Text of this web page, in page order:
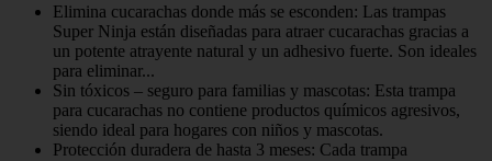
Elimina cucarachas donde más se esconden: Las trampas
Super Ninja están diseñadas para atraer cucarachas gracias a
un potente atrayente natural y un adhesivo fuerte. Son ideales
para eliminar...
Sin tóxicos – seguro para familias y mascotas: Esta trampa
para cucarachas no contiene productos químicos agresivos,
siendo ideal para hogares con niños y mascotas.
Protección duradera de hasta 3 meses: Cada trampa